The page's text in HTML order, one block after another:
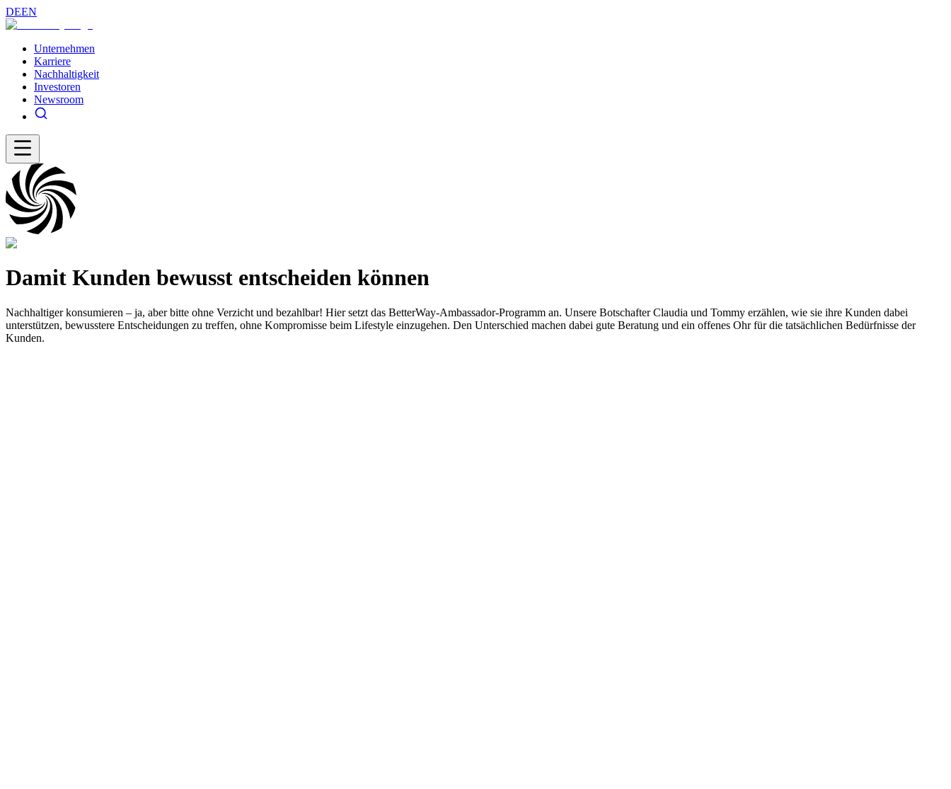
DEEN
Unternehmen
Karriere
Nachhaltigkeit
Investoren
Newsroom
Damit Kunden bewusst entscheiden können
Nachhaltiger konsumieren – ja, aber bitte ohne Verzicht und bezahlbar! Hier setzt das BetterWay-Ambassador-Programm an. Unsere Botschafter Claudia und Tommy erzählen, wie sie ihre Kunden dabei
unterstützen, bewusstere Entscheidungen zu treffen, ohne Kompromisse beim Lifestyle einzugehen. Den Unterschied machen dabei gute Beratung und ein offenes Ohr für die tatsächlichen Bedürfnisse der
Kunden.